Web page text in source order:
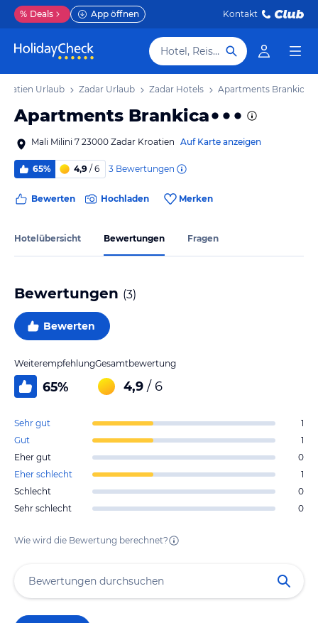
% Deals App öffnen Kontakt
Hotel, Reiseziel
Urlaub Zadar Urlaub Zadar Hotels Apartments Brankica
Apartments Brankica
Mali Milini 7 23000 Zadar Kroatien Auf Karte anzeigen
65% 4,9 / 6 3 Bewertungen
Bewerten Hochladen Merken
Hotelübersicht Bewertungen Fragen
Bewertungen (3)
Bewerten
Weiterempfehlung
65%
Gesamtbewertung
4,9 / 6
Sehr gut
1
Gut
1
Eher gut
0
Eher schlecht
1
Schlecht
0
Sehr schlecht
0
Wie wird die Bewertung berechnet?